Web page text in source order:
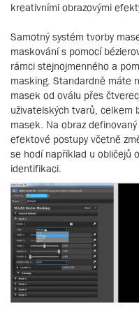
kreativními obrazovými
Samotný systém tvorby
maskování s pomocí
rámci stejnojmenného a
masking. Standardně máte
masek od oválu přes
uživatelských tvarů, celkem
masek. Na obraz
efektové postupy včetně
se hodí například u obličejů
identifikaci.